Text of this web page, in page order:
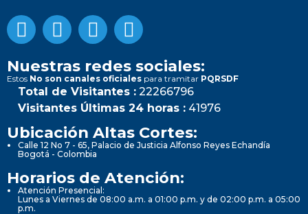
Nuestras redes sociales:
Estos No son canales oficiales para tramitar PQRSDF
Total de Visitantes : 22266796
Visitantes Últimas 24 horas : 41976
Ubicación Altas Cortes:
Calle 12 No 7 - 65, Palacio de Justicia Alfonso Reyes Echandía
Bogotá - Colombia
Horarios de Atención:
Atención Presencial:
Lunes a Viernes de 08:00 a.m. a 01:00 p.m. y de 02:00 p.m. a 05:00
p.m.